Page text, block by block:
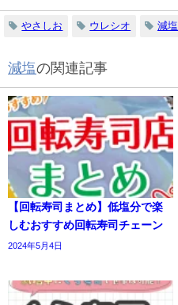
やさしお ウレシオ 減塩
減塩の関連記事
【回転寿司まとめ】低塩分で楽
しむおすすめ回転寿司チェーン
2024年5月4日